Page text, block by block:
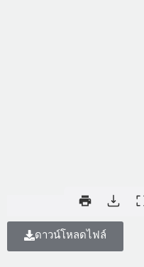
ดาวน์โหลดไฟล์